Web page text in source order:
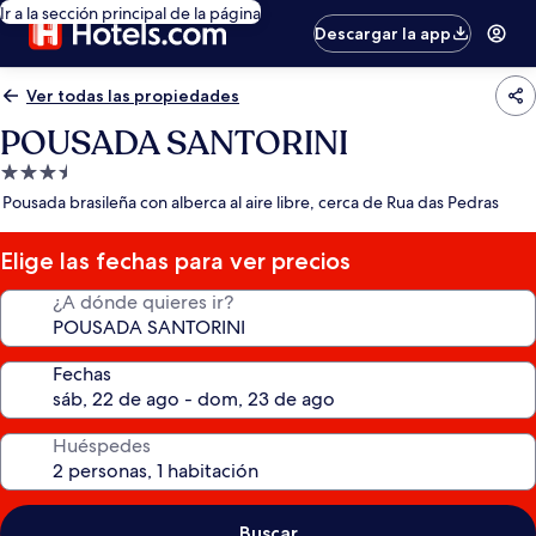
Ir a la sección principal de la página
Descargar la app
Ver todas las propiedades
POUSADA SANTORINI
Propiedad
de
estrellas
Pousada brasileña con alberca al aire libre, cerca de Rua das Pedras
Elige las fechas para ver precios
¿A dónde quieres ir?
Fechas
Huéspedes